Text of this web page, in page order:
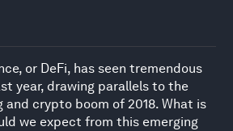
or DeFi, has seen tremendous
year, drawing parallels to the
and crypto boom of 2018. What is
we expect from this emerging